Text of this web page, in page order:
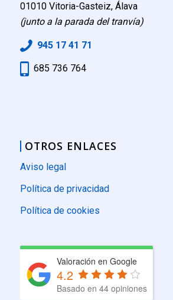
01010 Vitoria-Gasteiz, Álava
(junto a la parada del tranvía)
945 17 41 71
685 736 764
OTROS ENLACES
Aviso legal
Política de privacidad
Política de cookies
Valoración en Google
4.2
Basado en 44 opiniones